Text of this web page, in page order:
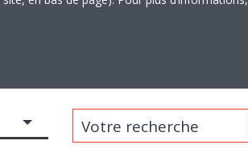
Votre recherche